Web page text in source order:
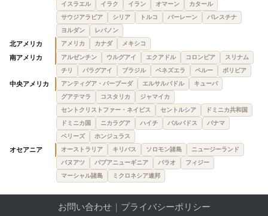
イスラエル
イラク イラン オマーン
カタール
サウジアラビア
シリア トルコ バーレーン
パレスチナ
ヨルダン
レバノン
北アメリカ アメリカ カナダ メキシコ
南アメリカ アルゼンチン ウルグアイ エクアドル コロンビア
スリナム
チリ
パラグアイ ブラジル ベネズエラ ペルー ボリビア
中央アメリカ アンティグア・バーブーダ エルサルバドル
キューバ
グアテマラ
コスタリカ
ジャマイカ
セントクリストファー・ネイビス
セントルシア
ドミニカ共和国
ドミニカ国
ニカラグア ハイチ バルバドス
パナマ
ベリーズ
ホンジュラス
オセアニア オーストラリア キリバス ソロモン諸島
ニュージーランド
バヌアツ
パプアニューギニア パラオ
フィジー
マーシャル諸島
ミクロネシア連邦
お問い合わせ｜ プライバシーポリシー